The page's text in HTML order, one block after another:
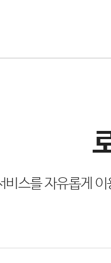
비스를 자유롭게